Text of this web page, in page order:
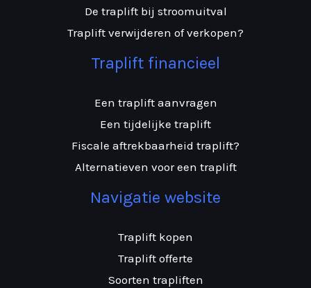
De traplift bij stroomuitval
Traplift verwijderen of verkopen?
Traplift financieel
Een traplift aanvragen
Een tijdelijke traplift
Fiscale aftrekbaarheid traplift?
Alternatieven voor een traplift
Navigatie website
Traplift kopen
Traplift offerte
Soorten trapliften